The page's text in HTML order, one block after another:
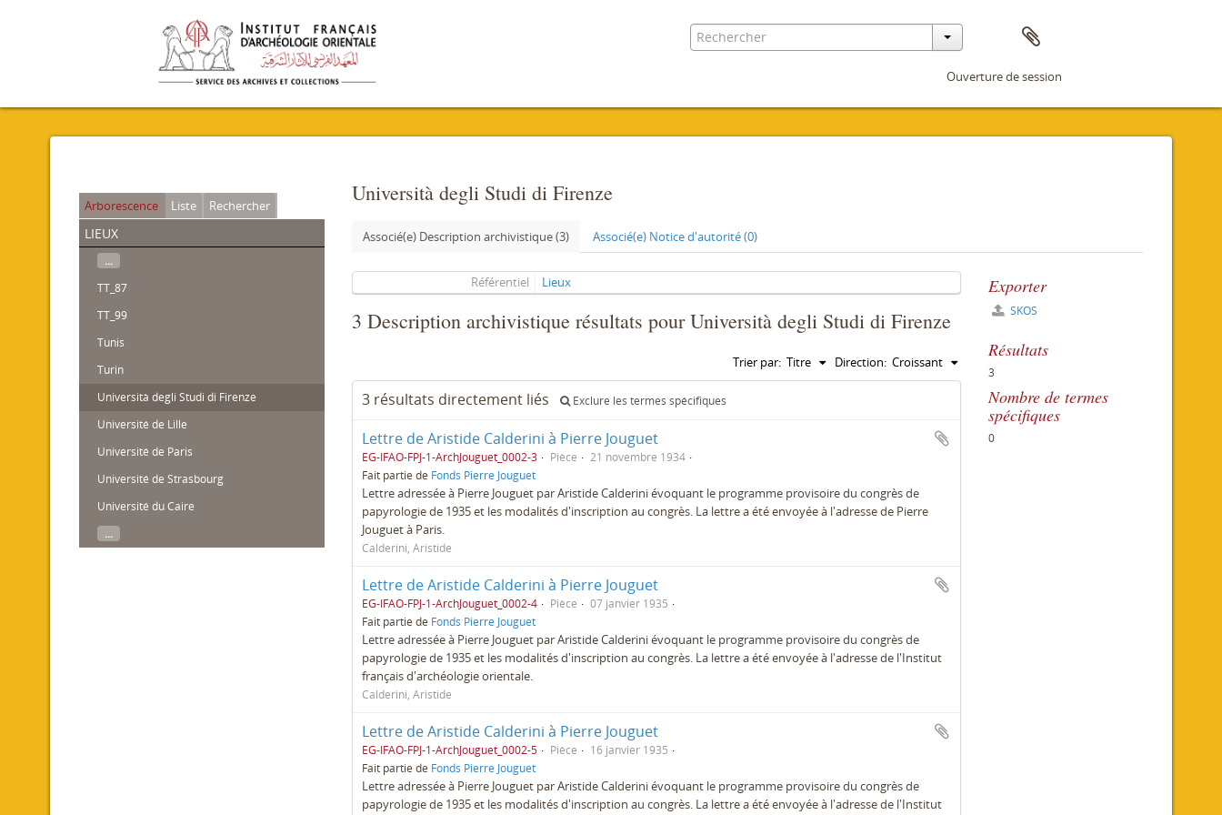
Ouverture de session
Arborescence Liste Rechercher
lieux
...
TT_87
TT_99
Tunis
Turin
Università degli Studi di Firenze
Université de Lille
Université de Paris
Université de Strasbourg
Université du Caire
...
Università degli Studi di Firenze
Associé(e) Description archivistique (3) Associé(e) Notice d'autorité (0)
Référentiel Lieux
3 Description archivistique résultats pour Università degli Studi di Firenze
Trier par: Titre Direction: Croissant
3 résultats directement liés Exclure les termes spécifiques
Lettre de Aristide Calderini à Pierre Jouguet
EG-IFAO-FPJ-1-ArchJouguet_0002-3 Pièce
21 novembre 1934
Fait partie de Fonds Pierre Jouguet
Lettre adressée à Pierre Jouguet par Aristide Calderini évoquant le programme provisoire du congrès de
papyrologie de 1935 et les modalités d'inscription au congrès. La lettre a été envoyée à l'adresse de Pierre
Jouguet à Paris.
Calderini, Aristide
Lettre de Aristide Calderini à Pierre Jouguet
EG-IFAO-FPJ-1-ArchJouguet_0002-4 Pièce
07 janvier 1935
Fait partie de Fonds Pierre Jouguet
Lettre adressée à Pierre Jouguet par Aristide Calderini évoquant le programme provisoire du congrès de
papyrologie de 1935 et les modalités d'inscription au congrès. La lettre a été envoyée à l'adresse de l'Institut
français d'archéologie orientale.
Calderini, Aristide
Lettre de Aristide Calderini à Pierre Jouguet
EG-IFAO-FPJ-1-ArchJouguet_0002-5 Pièce
16 janvier 1935
Fait partie de Fonds Pierre Jouguet
Lettre adressée à Pierre Jouguet par Aristide Calderini évoquant le programme provisoire du congrès de
papyrologie de 1935 et les modalités d'inscription au congrès. La lettre a été envoyée à l'adresse de l'Institut
Exporter
SKOS
Résultats
3
Nombre de termes
spécifiques
0